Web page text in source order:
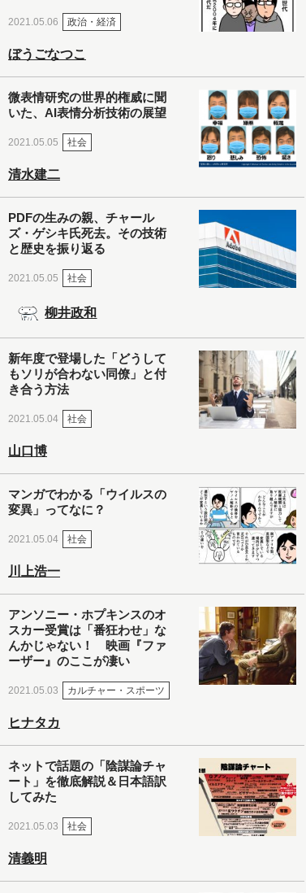
2021.05.06 政治・経済
ぼうごなつこ
微表情研究の世界的権威に聞
いた、AI表情分析技術の展望
2021.05.05 社会
清水建二
PDFの生みの親、チャール
ズ・ゲシキ氏死去。その技術
と歴史を振り返る
2021.05.05 社会
柳井政和
新年度で登場した「どうして
もソリが合わない同僚」と付
き合う方法
2021.05.04 社会
山口博
マンガでわかる「ウイルスの
変異」ってなに？
2021.05.04 社会
川上浩一
アンソニー・ホプキンスのオ
スカー受賞は「番狂わせ」な
んかじゃない！ 映画『ファ
ーザー』のここが凄い
2021.05.03 カルチャー・スポーツ
ヒナタカ
ネットで話題の「陰謀論チャ
ート」を徹底解説＆日本語訳
してみた
2021.05.03 社会
清義明